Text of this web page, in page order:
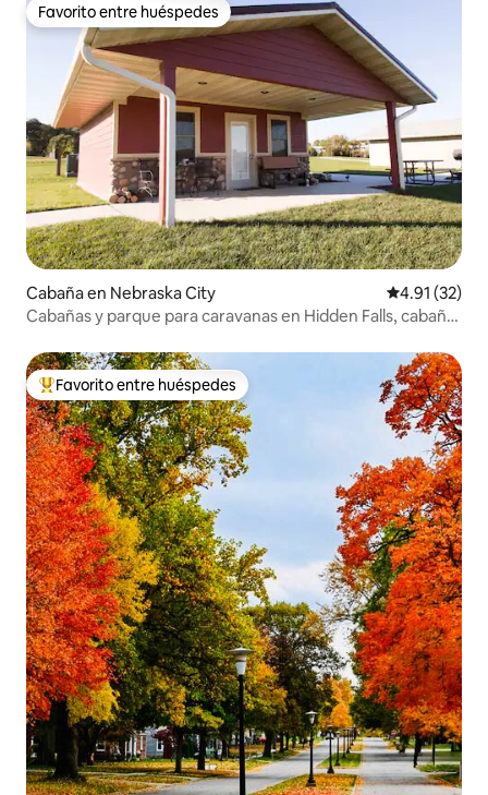
Favorito entre huéspedes
Favorito entre huéspedes
Cabaña en Nebraska City Calificación
4.91 (32)
Cabañas y parque para caravanas en Hidden Falls, cabaña
Favorito entre huéspedes preferido
Favorito entre huéspedes